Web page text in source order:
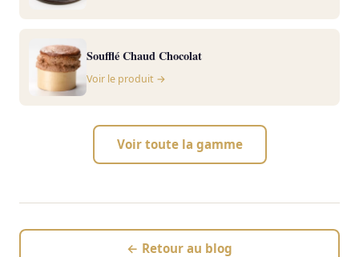
Soufflé Chaud Chocolat
Voir le produit →
Voir toute la gamme
← Retour au blog